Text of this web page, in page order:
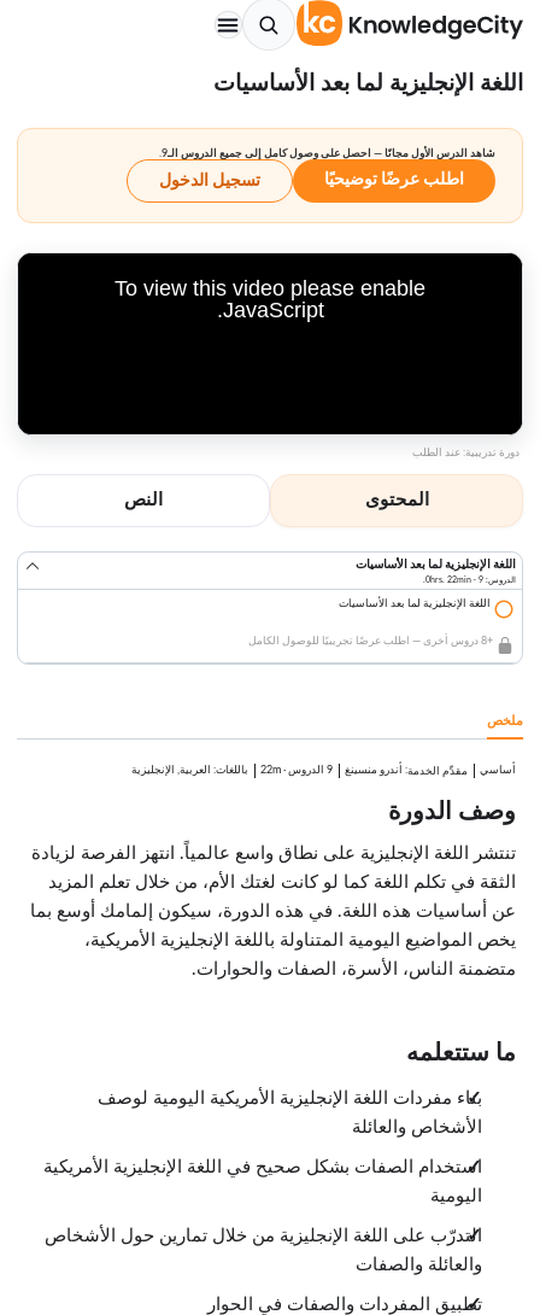
اللغة الإنجليزية لما بعد الأساسيات
شاهد الدرس الأول مجانًا — احصل على وصول كامل إلى جميع الدروس الـ9.
اطلب عرضًا توضيحيًا تسجيل الدخول
To view this video please enable
JavaScript.
دورة تدريبية: عند الطلب
المحتوى النص
اللغة الإنجليزية لما بعد الأساسيات
الدروس: 9 · 0hrs. 22min.
اللغة الإنجليزية لما بعد الأساسيات
+8 دروس أخرى — اطلب عرضًا تجريبيًا للوصول الكامل
ملخص
أساسي مقدِّم الخدمة: أندرو منسينغ 9 الدروس ·
22m باللغات: العربية, الإنجليزية
وصف الدورة
تنتشر اللغة الإنجليزية على نطاق واسع عالمياً. انتهز الفرصة لزيادة
الثقة في تكلم اللغة كما لو كانت لغتك الأم، من خلال تعلم المزيد
عن أساسيات هذه اللغة. في هذه الدورة، سيكون إلمامك أوسع بما
يخص المواضيع اليومية المتناولة باللغة الإنجليزية الأمريكية،
متضمنة الناس، الأسرة، الصفات والحوارات.
ما ستتعلمه
بناء مفردات اللغة الإنجليزية الأمريكية اليومية لوصف
الأشخاص والعائلة
استخدام الصفات بشكل صحيح في اللغة الإنجليزية الأمريكية
اليومية
التدرّب على اللغة الإنجليزية من خلال تمارين حول الأشخاص
والعائلة والصفات
تطبيق المفردات والصفات في الحوار